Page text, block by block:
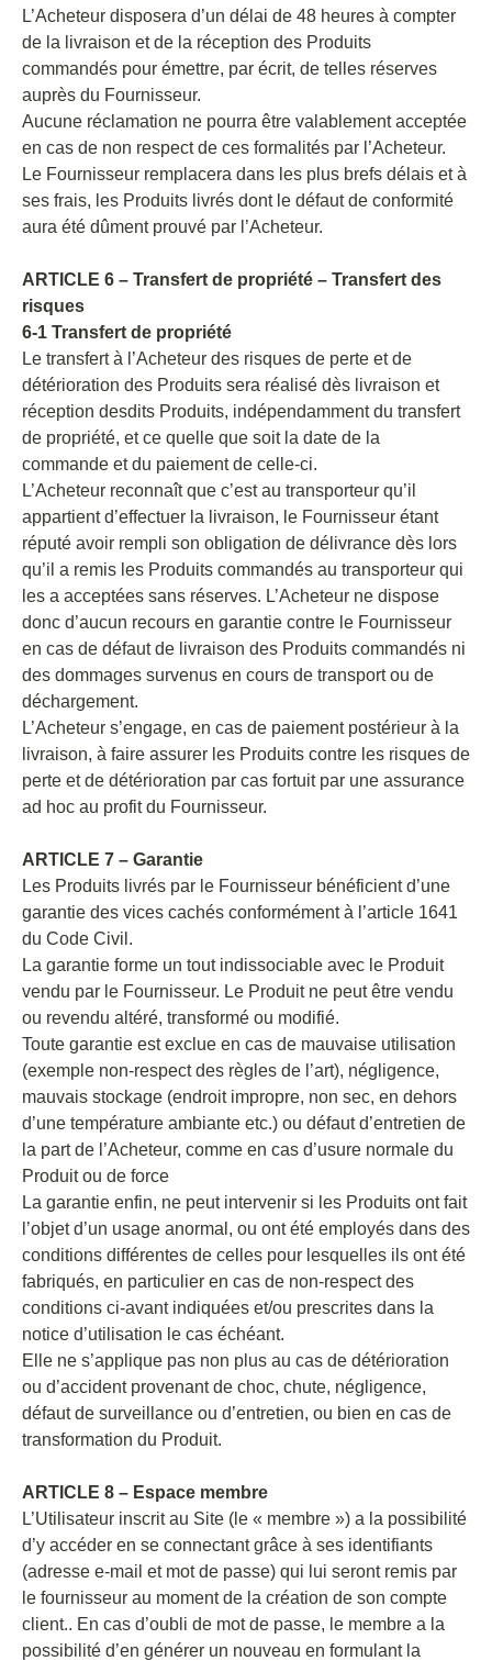
L’Acheteur disposera d’un délai de 48 heures à compter
de la livraison et de la réception des Produits
commandés pour émettre, par écrit, de telles réserves
auprès du Fournisseur.
Aucune réclamation ne pourra être valablement acceptée
en cas de non respect de ces formalités par l’Acheteur.
Le Fournisseur remplacera dans les plus brefs délais et à
ses frais, les Produits livrés dont le défaut de conformité
aura été dûment prouvé par l’Acheteur.
ARTICLE 6 – Transfert de propriété – Transfert des
risques
6-1 Transfert de propriété
Le transfert à l’Acheteur des risques de perte et de
détérioration des Produits sera réalisé dès livraison et
réception desdits Produits, indépendamment du transfert
de propriété, et ce quelle que soit la date de la
commande et du paiement de celle-ci.
L’Acheteur reconnaît que c’est au transporteur qu’il
appartient d’effectuer la livraison, le Fournisseur étant
réputé avoir rempli son obligation de délivrance dès lors
qu’il a remis les Produits commandés au transporteur qui
les a acceptées sans réserves. L’Acheteur ne dispose
donc d’aucun recours en garantie contre le Fournisseur
en cas de défaut de livraison des Produits commandés ni
des dommages survenus en cours de transport ou de
déchargement.
L’Acheteur s’engage, en cas de paiement postérieur à la
livraison, à faire assurer les Produits contre les risques de
perte et de détérioration par cas fortuit par une assurance
ad hoc au profit du Fournisseur.
ARTICLE 7 – Garantie
Les Produits livrés par le Fournisseur bénéficient d’une
garantie des vices cachés conformément à l’article 1641
du Code Civil.
La garantie forme un tout indissociable avec le Produit
vendu par le Fournisseur. Le Produit ne peut être vendu
ou revendu altéré, transformé ou modifié.
Toute garantie est exclue en cas de mauvaise utilisation
(exemple non-respect des règles de l’art), négligence,
mauvais stockage (endroit impropre, non sec, en dehors
d’une température ambiante etc.) ou défaut d’entretien de
la part de l’Acheteur, comme en cas d’usure normale du
Produit ou de force
La garantie enfin, ne peut intervenir si les Produits ont fait
l’objet d’un usage anormal, ou ont été employés dans des
conditions différentes de celles pour lesquelles ils ont été
fabriqués, en particulier en cas de non-respect des
conditions ci-avant indiquées et/ou prescrites dans la
notice d’utilisation le cas échéant.
Elle ne s’applique pas non plus au cas de détérioration
ou d’accident provenant de choc, chute, négligence,
défaut de surveillance ou d’entretien, ou bien en cas de
transformation du Produit.
ARTICLE 8 – Espace membre
L’Utilisateur inscrit au Site (le « membre ») a la possibilité
d’y accéder en se connectant grâce à ses identifiants
(adresse e-mail et mot de passe) qui lui seront remis par
le fournisseur au moment de la création de son compte
client.. En cas d’oubli de mot de passe, le membre a la
possibilité d’en générer un nouveau en formulant la